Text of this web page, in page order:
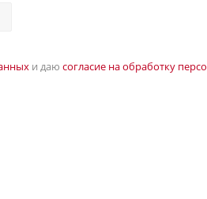
и даю согласие на обработку